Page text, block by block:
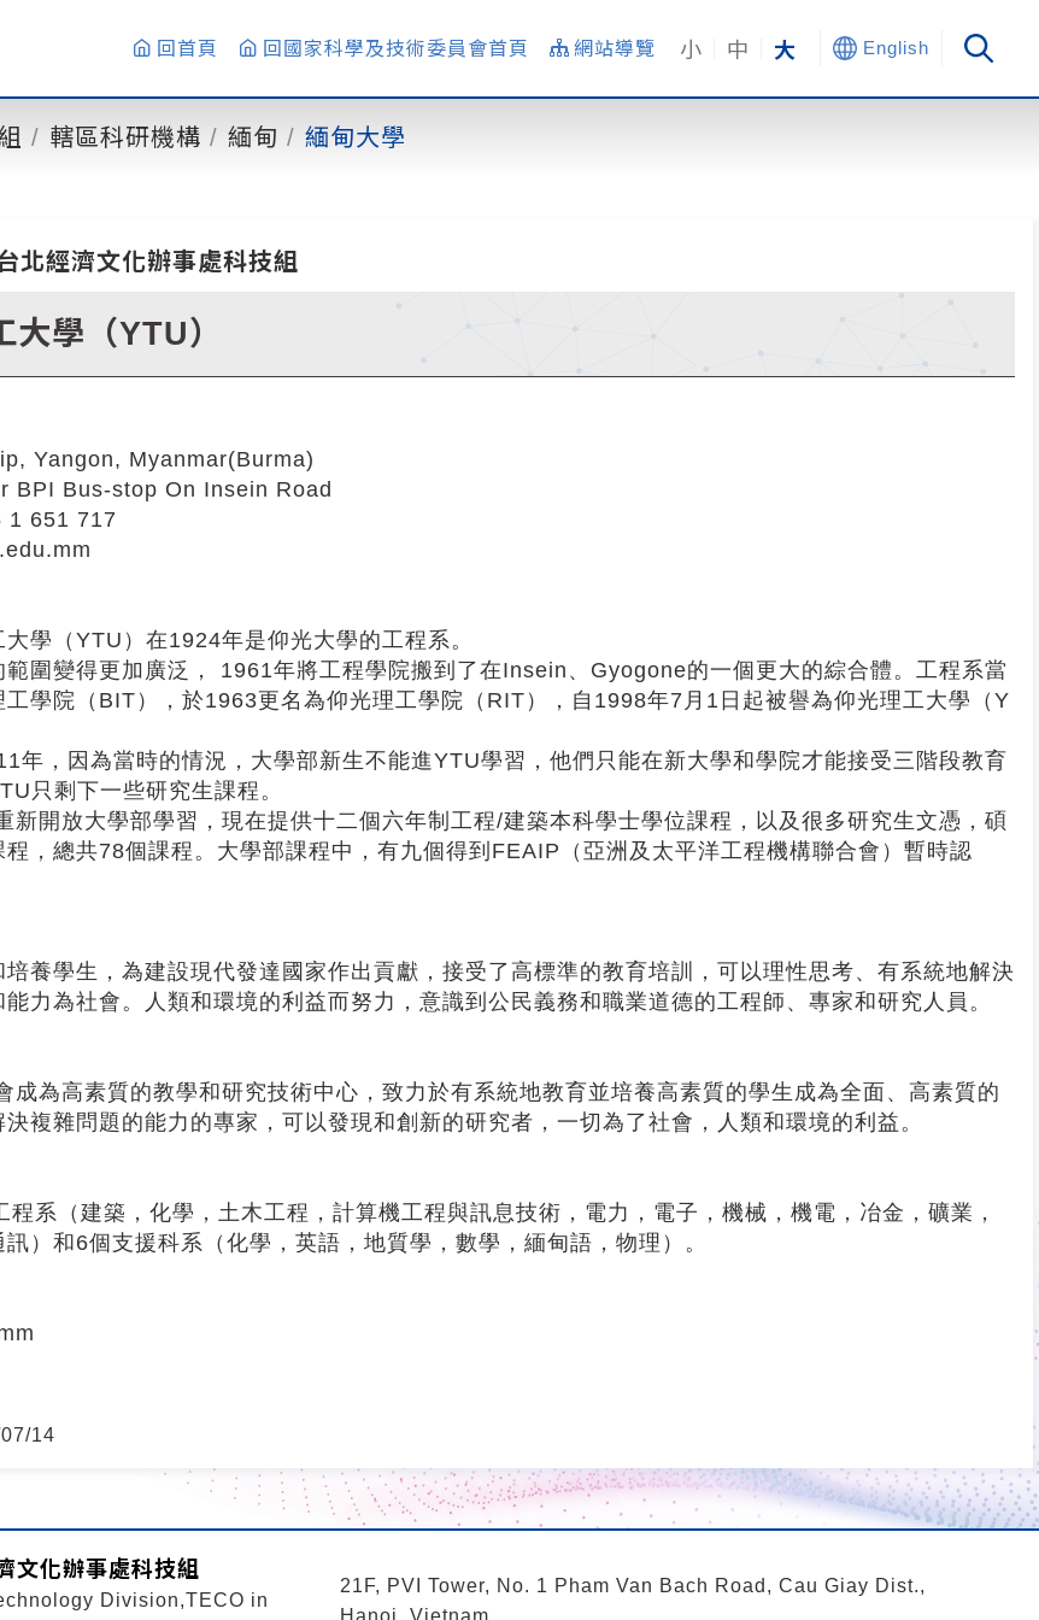
回首頁 回國家科學及技術委員會首頁 網站導覽 小 中 大 English
轄區科研機構 緬甸 緬甸大學
北經濟文化辦事處科技組
大學（YTU）
Yangon, Myanmar(Burma)
BPI Bus-stop On Insein Road
1 651 717
學（YTU）在1924年是仰光大學的工程系。
範圍變得更加廣泛， 1961年將工程學院搬到了在Insein、Gyogone的一個更大的綜合體。工程系當
工學院（BIT），於1963更名為仰光理工學院（RIT），自1998年7月1日起被譽為仰光理工大學（Y
年，因為當時的情況，大學部新生不能進YTU學習，他們只能在新大學和學院才能接受三階段教育
只剩下一些研究生課程。
新開放大學部學習，現在提供十二個六年制工程/建築本科學士學位課程，以及很多研究生文憑，碩
，總共78個課程。大學部課程中，有九個得到FEAIP（亞洲及太平洋工程機構聯合會）暫時認
養學生，為建設現代發達國家作出貢獻，接受了高標準的教育培訓，可以理性思考、有系統地解決
力為社會。人類和環境的利益而努力，意識到公民義務和職業道德的工程師、專家和研究人員。
成為高素質的教學和研究技術中心，致力於有系統地教育並培養高素質的學生成為全面、高素質的
複雜問題的能力的專家，可以發現和創新的研究者，一切為了社會，人類和環境的利益。
程系（建築，化學，土木工程，計算機工程與訊息技術，電力，電子，機械，機電，冶金，礦業，
）和6個支援科系（化學，英語，地質學，數學，緬甸語，物理）。
14
文化辦事處科技組
Division,TECO in
21F, PVI Tower, No. 1 Pham Van Bach Road, Cau Giay Dist.,
Hanoi, Vietnam